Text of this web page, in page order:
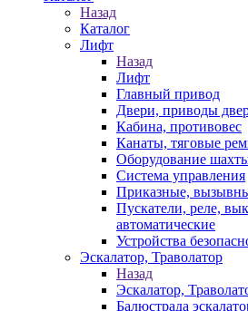
Назад
Каталог
Лифт
Назад
Лифт
Главный привод
Двери, приводы
Кабина, противовес
Канаты, тяговые
Оборудование
Система управления
Приказные,
Пускатели, реле,
автоматические
Устройства
Эскалатор, Траволатор
Назад
Эскалатор,
Балюстрада